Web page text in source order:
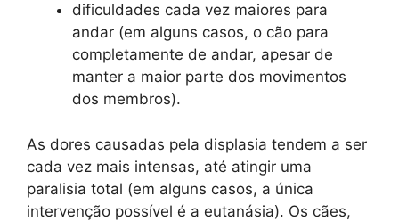
dificuldades cada vez maiores para
andar (em alguns casos, o cão para
completamente de andar, apesar de
manter a maior parte dos movimentos
dos membros).
As dores causadas pela displasia tendem a ser
cada vez mais intensas, até atingir uma
paralisia total (em alguns casos, a única
intervenção possível é a eutanásia). Os cães,